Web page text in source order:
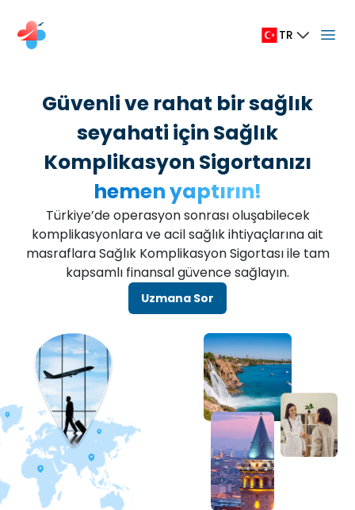
TR
Güvenli ve rahat bir sağlık
seyahati için Sağlık
Komplikasyon Sigortanızı
hemen yaptırın!
Türkiye’de operasyon sonrası oluşabilecek
komplikasyonlara ve acil sağlık ihtiyaçlarına ait
masraflara Sağlık Komplikasyon Sigortası ile tam
kapsamlı finansal güvence sağlayın.
Uzmana Sor